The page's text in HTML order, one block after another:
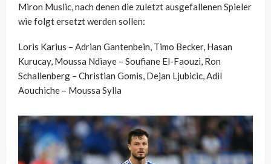
Miron Muslic, nach denen die zuletzt ausgefallenen Spieler
wie folgt ersetzt werden sollen:
Loris Karius – Adrian Gantenbein, Timo Becker, Hasan
Kurucay, Moussa Ndiaye – Soufiane El-Faouzi, Ron
Schallenberg – Christian Gomis, Dejan Ljubicic, Adil
Aouchiche – Moussa Sylla